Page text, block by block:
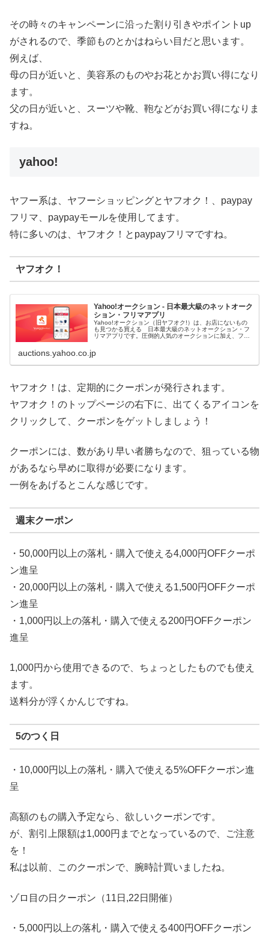
その時々のキャンペーンに沿った割り引きやポイントup
がされるので、季節ものとかはねらい目だと思います。
例えば、
母の日が近いと、美容系のものやお花とかお買い得になり
ます。
父の日が近いと、スーツや靴、鞄などがお買い得になりま
すね。
yahoo!
ヤフー系は、ヤフーショッピングとヤフオク！、paypay
フリマ、paypayモールを使用してます。
特に多いのは、ヤフオク！とpaypayフリマですね。
ヤフオク！
Yahoo!オークション - 日本最大級のネットオーク
ション・フリマアプリ
Yahoo!オークション（旧ヤフオク!）は、お店にないもの
も見つかる買える 日本最大級のネットオークション・フ
リマアプリです。圧倒的人気のオークションに加え、フリ
auctions.yahoo.co.jp
ヤフオク！は、定期的にクーポンが発行されます。
ヤフオク！のトップページの右下に、出てくるアイコンを
クリックして、クーポンをゲットしましょう！
クーポンには、数があり早い者勝ちなので、狙っている物
があるなら早めに取得が必要になります。
一例をあげるとこんな感じです。
週末クーポン
・50,000円以上の落札・購入で使える4,000円OFFクーポ
ン進呈
・20,000円以上の落札・購入で使える1,500円OFFクーポ
ン進呈
・1,000円以上の落札・購入で使える200円OFFクーポン
進呈
1,000円から使用できるので、ちょっとしたものでも使え
ます。
送料分が浮くかんじですね。
5のつく日
・10,000円以上の落札・購入で使える5%OFFクーポン進
呈
高額のもの購入予定なら、欲しいクーポンです。
が、割引上限額は1,000円までとなっているので、ご注意
を！
私は以前、このクーポンで、腕時計買いましたね。
ゾロ目の日クーポン（11日,22日開催）
・5,000円以上の落札・購入で使える400円OFFクーポン